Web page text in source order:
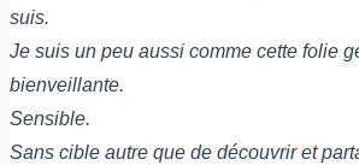
suis.
Je suis un peu aussi comme cette folie
bienveillante.
Sensible.
Sans cible autre que de découvrir et